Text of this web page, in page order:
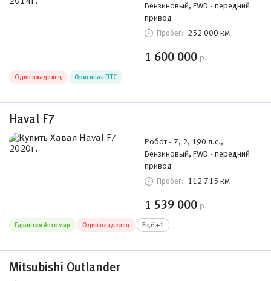
Бензиновый, FWD - передний
привод
Пробег: 252 000 км
1 600 000 р.
Один владелец Оригинал ПТС
Haval F7
Робот - 7, 2, 190 л.с.,
Бензиновый, FWD - передний
привод
Пробег: 112 715 км
1 539 000 р.
Гарантия Автомир Один владелец Ещё +1
Mitsubishi Outlander